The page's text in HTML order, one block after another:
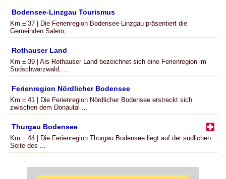
Bodensee-Linzgau Tourismus
Km ± 37 | Die Ferienregion Bodensee-Linzgau präsentiert die
Gemeinden Salem, ...
Rothauser Land
Km ± 39 | Als Rothauser Land bezeichnet sich eine Ferienregion im
Südschwarzwald, ...
Ferienregion Nördlicher Bodensee
Km ± 41 | Die Ferienregion Nördlicher Bodensee erstreckt sich
zwischen dem Donautal ...
Thurgau Bodensee
Km ± 44 | Die Ferienregion Thurgau Bodensee liegt auf der südlichen
Seite des ...